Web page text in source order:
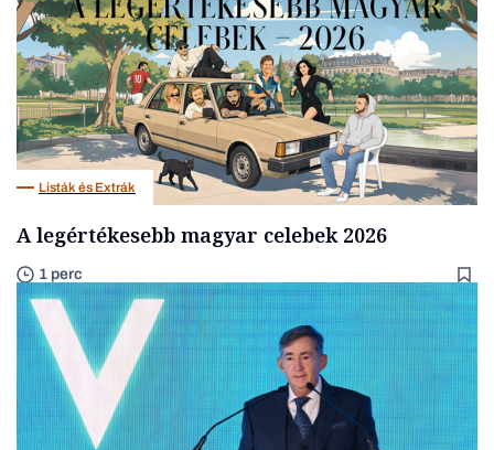
Listák és Extrák
A legértékesebb magyar celebek 2026
1 perc